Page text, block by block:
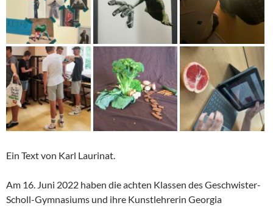
Ein Text von Karl Laurinat.
Am 16. Juni 2022 haben die achten Klassen des Geschwister-
Scholl-Gymnasiums und ihre Kunstlehrerin Georgia